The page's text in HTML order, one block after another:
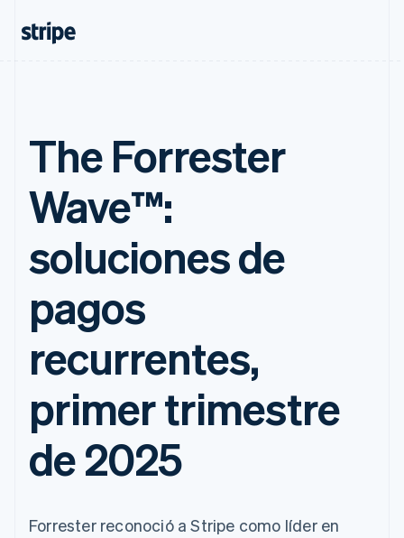
The Forrester
Wave™:
soluciones de
pagos
recurrentes,
primer trimestre
de 2025
Forrester reconoció a Stripe como líder en